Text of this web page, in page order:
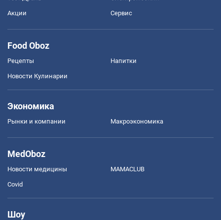
Акции Сервис
Food Oboz
Рецепты Напитки
Новости Кулинарии
Экономика
Рынки и компании Mакроэкономика
MedOboz
Новости медицины MAMACLUB
Covid
Шоу